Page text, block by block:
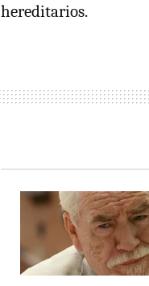
hereditarios.